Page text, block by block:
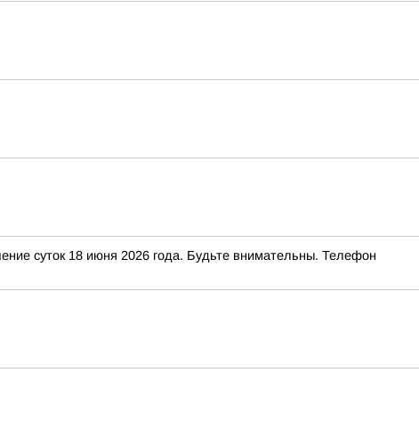
суток 18 июня 2026 года. Будьте внимательны. Телефон